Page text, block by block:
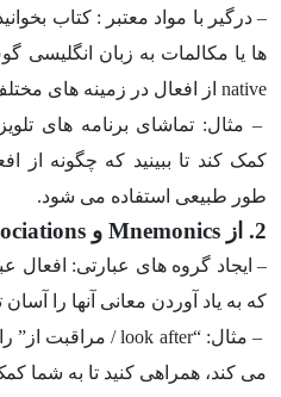
– درگیر با مواد معتبر : کتاب
ها یا مکالمات به زبان انگلیسی
native از افعال در زمینه های
– مثال: تماشای برنامه های
کمک کند تا ببینید که چگونه از
طور طبیعی استفاده می شود.
2. از Mnemonics و
– ایجاد گروه های عبارتی: افعال
که به یاد آوردن معانی آنها را
– مثال: “look after / مراقبت از”
می کند، همراهی کنید تا به شما